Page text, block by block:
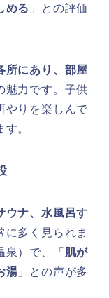
める 」との評価
所にあり、部屋
魅力です。子供
やりを楽しんで
。
ウナ、水風呂す
に多く見られま
）で、「 肌が
湯」との声が多